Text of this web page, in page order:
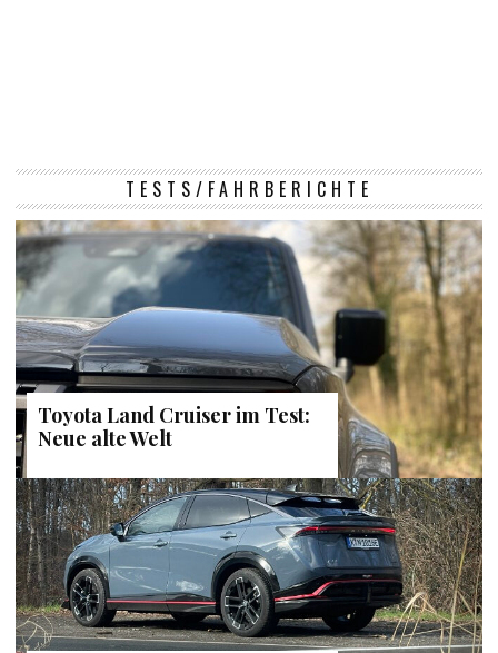
TESTS/FAHRBERICHTE
Toyota Land Cruiser im Test:
Neue alte Welt